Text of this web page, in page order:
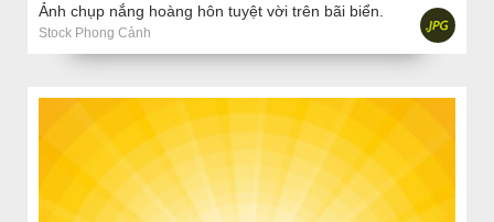
Ảnh chụp nắng hoàng hôn tuyệt vời trên bãi biển.
Stock Phong Cảnh